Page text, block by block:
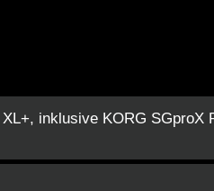
inklusive KORG SGproX